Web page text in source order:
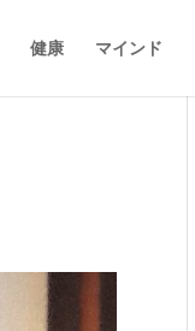
健康 マインド